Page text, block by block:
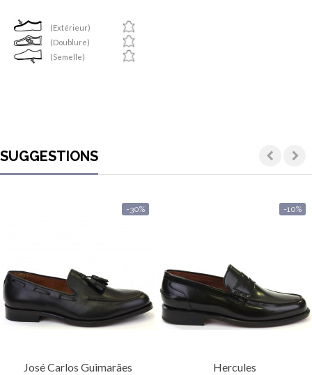
(Extérieur)
(Doublure)
(Semelle)
SUGGESTIONS
-30%
José Carlos Guimarães
-10%
Hercules